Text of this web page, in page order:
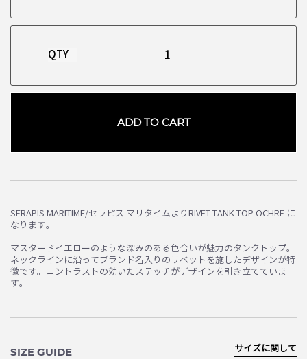
QTY
ADD TO CART
SERAPIS MARITIME/セラピス マリタイムよりRIVET TANK TOP OCHRE に
なります。
マスタードイエローのような深みのある色合いが魅力のタンクトップ。
ネックラインに沿ってブランド名入りのリベットを施したデザインが特
徴です。コントラストの効いたステッチがデザインを引き立てていま
す。
SIZE GUIDE サイズに関して
お買い物を続ける カートへ進む